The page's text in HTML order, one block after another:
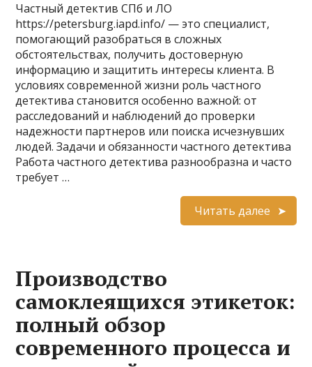
Частный детектив СПб и ЛО
https://petersburg.iapd.info/ — это специалист,
помогающий разобраться в сложных
обстоятельствах, получить достоверную
информацию и защитить интересы клиента. В
условиях современной жизни роль частного
детектива становится особенно важной: от
расследований и наблюдений до проверки
надежности партнеров или поиска исчезнувших
людей. Задачи и обязанности частного детектива
Работа частного детектива разнообразна и часто
требует …
Читать далее
Производство
самоклеящихся этикеток:
полный обзор
современного процесса и